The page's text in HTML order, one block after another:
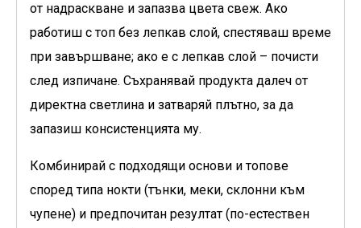
от надраскване и запазва цвета свеж. Ако
работиш с топ без лепкав слой, спестяваш време
при завършване; ако е с лепкав слой – почисти
след изпичане. Съхранявай продукта далеч от
директна светлина и затваряй плътно, за да
запазиш консистенцията му.
Комбинирай с подходящи основи и топове
според типа нокти (тънки, меки, склонни към
чупене) и предпочитан резултат (по-естествен